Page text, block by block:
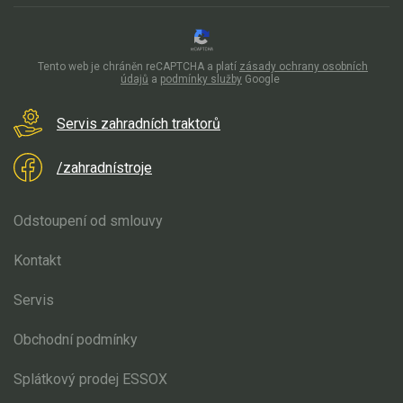
Zahradní traktory
Náhradní díly Challenge
Mulčovací žací ústrojí 110 cm
Elektro instalace
Servis zahradních traktorů
/zahradnístroje
Odstoupení od smlouvy
Kontakt
Servis
Obchodní podmínky
Splátkový prodej ESSOX
Tento web je chráněn reCAPTCHA a platí zásady ochrany osobních
údajů a podmínky služby Google